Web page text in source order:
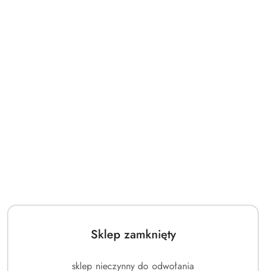
Sklep zamknięty
sklep nieczynny do odwołania